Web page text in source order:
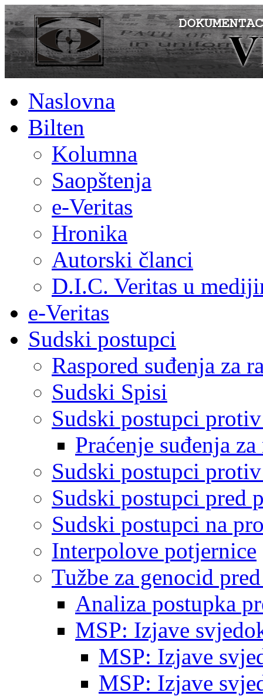
Naslovna
Bilten
Kolumna
Saopštenja
e-Veritas
Hronika
Autorski članci
D.I.C. Veritas u
e-Veritas
Sudski postupci
Raspored suđenja za
Sudski Spisi
Sudski postupci
Praćenje suđenja
Sudski postupci
Sudski postupci pred
Sudski postupci na
Interpolove potjernice
Tužbe za genocid
Analiza postupka
MSP: Izjave
MSP: Izjave
MSP: Izjave